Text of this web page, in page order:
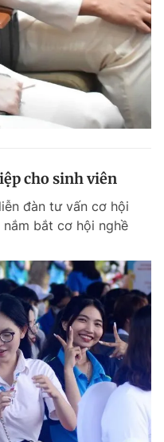
hệ quảng cáo
780 404
Tòa soạn Chính sách bảo
cấp ngày 24.3.2020
Thanh Niên. Cấm sao chép
thuận bằng văn bản.
cho sinh viên
đàn tư vấn cơ hội
bắt cơ hội nghề